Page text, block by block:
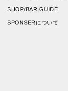
SHOP/BAR GUIDE
SPONSERについて